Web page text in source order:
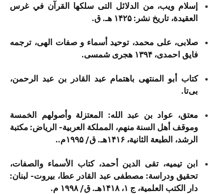
إسلام ویب، من الدلائل التی سلکها القرآن في غرس
العقیدة، تاریخ نشر: ۱۴۲۵ هـ. ق.
صلابی، علی محمد، توحید أسماء و صفات الهی، ترجمه
فایق احمدی، ۱۳۹۴ هجری شمسی.
کتاب أبو المنتهی باهتمام عبد القادر بن عبد الرحمن،
بی‌تا.
معتق، عواد بن عبد الله: المعتزلة وأصولهم الخمسة
وموقف أهل السنة منهم، المملكة العربية- الرياض: مكتبة
الرشد، الطبعة الثانية، ۱۴۱۶هـ. ق/ ۱۹۹۵م..
ابن تیمیه، تقی الدین أحمد، کتاب الأسماء والصفات،
تحقیق ودراسة: مصطفی عبد القادر عطا، بيروت- لبنان:
دار الكتب العلمية، ج ۱، ۱۴۱۸هـ. ق/ ۱۹۹۸ م.